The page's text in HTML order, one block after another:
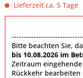
Lieferzeit ca. 5 Tage
Bitte beachten Sie,
bis 10.08.2026 im
Zeitraum
Rückkehr